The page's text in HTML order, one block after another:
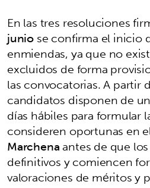
En las tres resoluciones
juniose confirma el inicio
enmiendas, ya que no
excluidos de forma
las convocatorias. A partir
candidatos disponen de
días hábiles para formular
consideren oportunas en
Marchenaantes de que
definitivos y comiencen
valoraciones de méritos y